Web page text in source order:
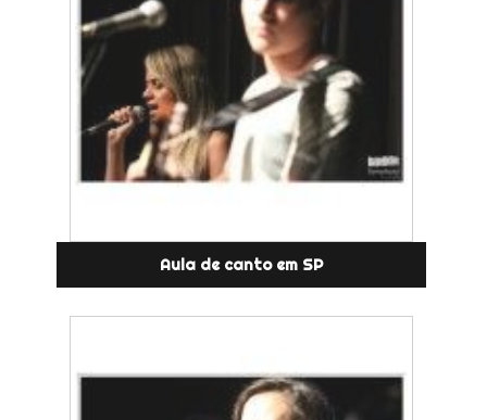
Aula de canto em SP